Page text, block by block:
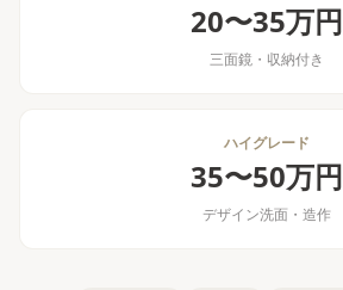
20〜35万円
三面鏡・収納付き
ハイグレード
35〜50万円
デザイン洗面・造作